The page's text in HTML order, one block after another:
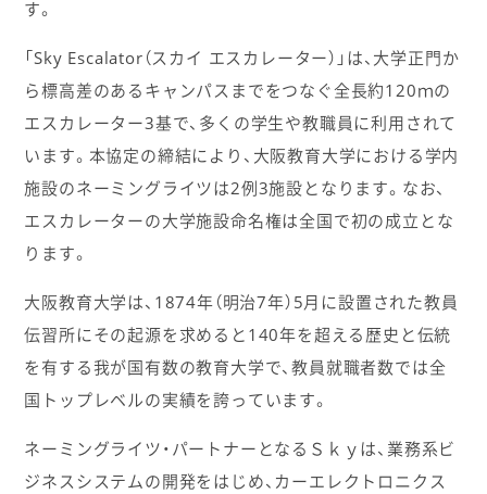
す。
「Sky Escalator（スカイ エスカレーター）」は、大学正門か
ら標高差のあるキャンパスまでをつなぐ全長約120ｍの
エスカレーター3基で、多くの学生や教職員に利用されて
います。本協定の締結により、大阪教育大学における学内
施設のネーミングライツは2例3施設となります。なお、
エスカレーターの大学施設命名権は全国で初の成立とな
ります。
大阪教育大学は、1874年（明治7年）5月に設置された教員
伝習所にその起源を求めると140年を超える歴史と伝統
を有する我が国有数の教育大学で、教員就職者数では全
国トップレベルの実績を誇っています。
ネーミングライツ・パートナーとなるＳｋｙは、業務系ビ
ジネスシステムの開発をはじめ、カーエレクトロニクス